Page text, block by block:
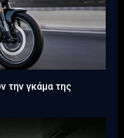
την γκάμα της